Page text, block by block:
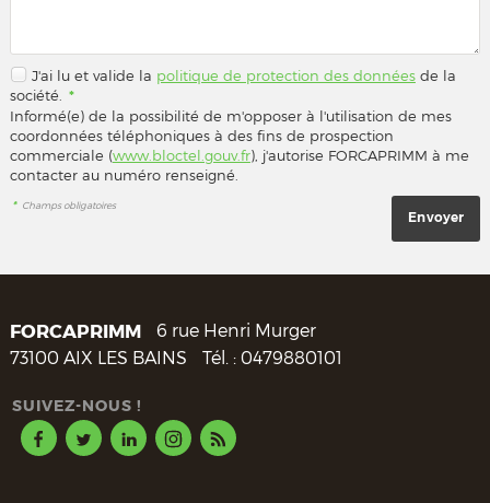
J'ai lu et valide la politique de protection des donnéesde la
société.
*
Informé(e) de la possibilité de m'opposer à l'utilisation de mes
coordonnées téléphoniques à des fins de prospection
commerciale (www.bloctel.gouv.fr), j'autorise FORCAPRIMM à me
contacter au numéro renseigné.
* Champs obligatoires
FORCAPRIMM
6 rue Henri Murger
73100 AIX LES BAINS Tél. : 0479880101
SUIVEZ-NOUS !